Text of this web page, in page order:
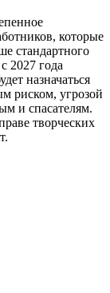
которые
стандартного
2027 года
назначаться
риском, угрозой
и спасателям.
творческих